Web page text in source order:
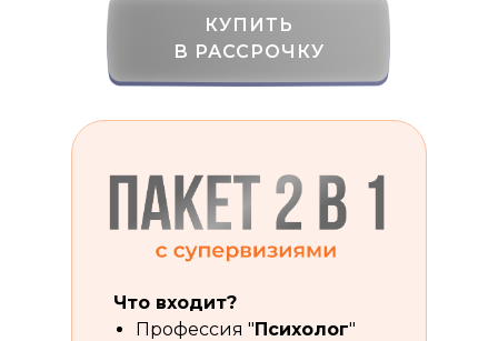
КУПИТЬ
В РАССРОЧКУ
Что входит?
Профессия "Психолог"